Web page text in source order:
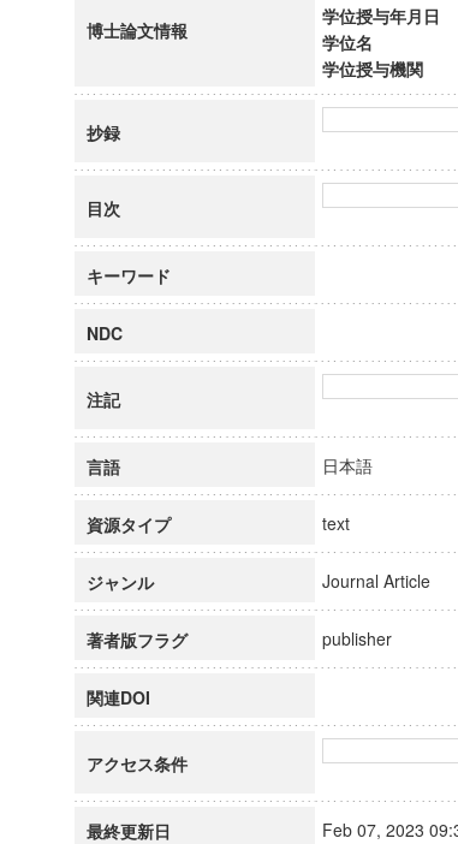
博士論文情報
学位授与年月日
学位名
学位授与機関
抄録
目次
キーワード
NDC
注記
言語 日本語
資源タイプ text
ジャンル Journal Article
著者版フラグ publisher
関連DOI
アクセス条件
最終更新日 Feb 07, 2023